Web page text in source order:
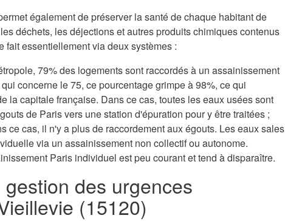
également de préserver la santé de chaque habitant de
déchets, les déjections et autres produits chimiques contenus
essentiellement via deux systèmes :
79% des logements sont raccordés à un assainissement
concerne le 75, ce pourcentage grimpe à 98%, ce qui
la capitale française. Dans ce cas, toutes les eaux usées sont
de Paris vers une station d'épuration pour y être traitées ;
ce cas, il n'y a plus de raccordement aux égouts. Les eaux sales
via un assainissement non collectif ou autonome.
Paris individuel est peu courant et tend à disparaître.
des urgences
(15120)